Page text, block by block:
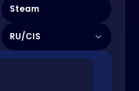
Steam
RU/CIS